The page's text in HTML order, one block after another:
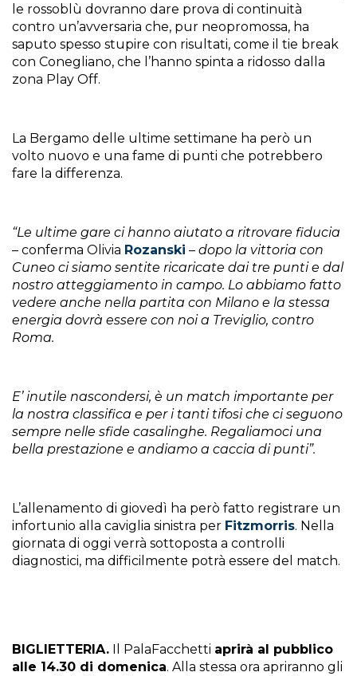
le rossoblù dovranno dare prova di continuità
contro un’avversaria che, pur neopromossa, ha
saputo spesso stupire con risultati, come il tie break
con Conegliano, che l’hanno spinta a ridosso dalla
zona Play Off.
La Bergamo delle ultime settimane ha però un
volto nuovo e una fame di punti che potrebbero
fare la differenza.
“Le ultime gare ci hanno aiutato a ritrovare fiducia
– conferma Olivia Rozanski – dopo la vittoria con
Cuneo ci siamo sentite ricaricate dai tre punti e dal
nostro atteggiamento in campo. Lo abbiamo fatto
vedere anche nella partita con Milano e la stessa
energia dovrà essere con noi a Treviglio, contro
Roma.
E’ inutile nascondersi, è un match importante per
la nostra classifica e per i tanti tifosi che ci seguono
sempre nelle sfide casalinghe. Regaliamoci una
bella prestazione e andiamo a caccia di punti”.
L’allenamento di giovedì ha però fatto registrare un
infortunio alla caviglia sinistra per Fitzmorris. Nella
giornata di oggi verrà sottoposta a controlli
diagnostici, ma difficilmente potrà essere del match.
BIGLIETTERIA. Il PalaFacchetti aprirà al pubblico
alle 14.30 di domenica. Alla stessa ora apriranno gli